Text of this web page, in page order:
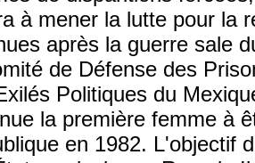
à mener la lutte pour la
après la guerre sale
de Défense des
Politiques du
la première femme à
en 1982. L'objectif